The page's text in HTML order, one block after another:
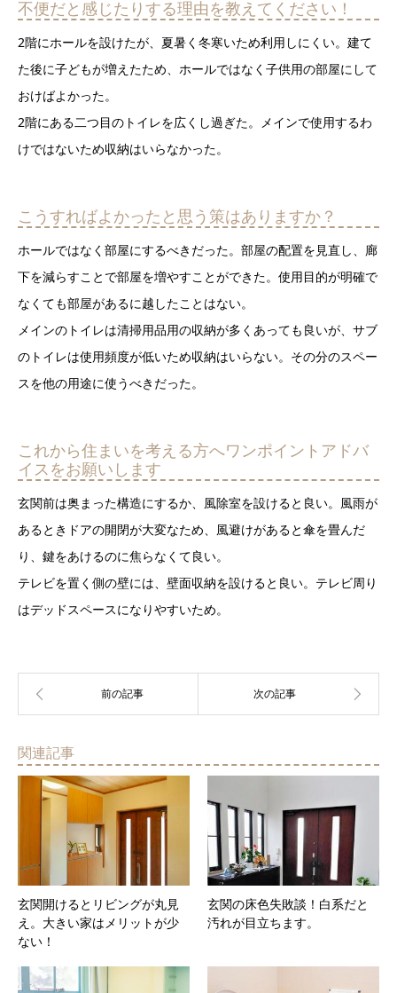
不便だと感じたりする理由を教えてください！
2階にホールを設けたが、夏暑く冬寒いため利用しにくい。建て
た後に子どもが増えたため、ホールではなく子供用の部屋にして
おけばよかった。
2階にある二つ目のトイレを広くし過ぎた。メインで使用するわ
けではないため収納はいらなかった。
こうすればよかったと思う策はありますか？
ホールではなく部屋にするべきだった。部屋の配置を見直し、廊
下を減らすことで部屋を増やすことができた。使用目的が明確で
なくても部屋があるに越したことはない。
メインのトイレは清掃用品用の収納が多くあっても良いが、サブ
のトイレは使用頻度が低いため収納はいらない。その分のスペー
スを他の用途に使うべきだった。
これから住まいを考える方へワンポイントアドバ
イスをお願いします
玄関前は奥まった構造にするか、風除室を設けると良い。風雨が
あるときドアの開閉が大変なため、風避けがあると傘を畳んだ
り、鍵をあけるのに焦らなくて良い。
テレビを置く側の壁には、壁面収納を設けると良い。テレビ周り
はデッドスペースになりやすいため。
関連記事
玄関開けるとリビングが丸見
え。大きい家はメリットが少
ない！
玄関の床色失敗談！白系だと
汚れが目立ちます。